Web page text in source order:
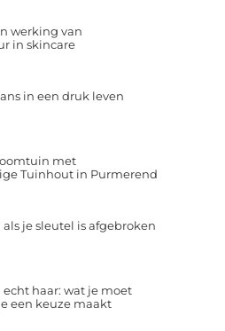
werking van
in skincare
in een druk leven
met
Tuinhout in Purmerend
je sleutel is afgebroken
echt haar: wat je moet
een keuze maakt